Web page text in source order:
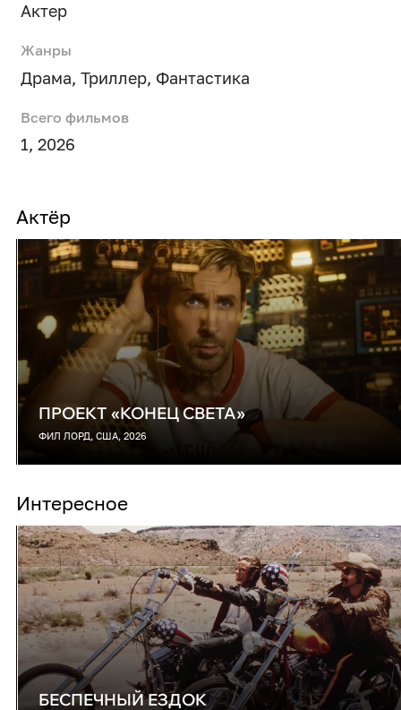
Актер
Жанры
Драма, Триллер, Фантастика
Всего фильмов
1, 2026
Актёр
ПРОЕКТ «КОНЕЦ СВЕТА»
ФИЛ ЛОРД, США, 2026
Интересное
БЕСПЕЧНЫЙ ЕЗДОК